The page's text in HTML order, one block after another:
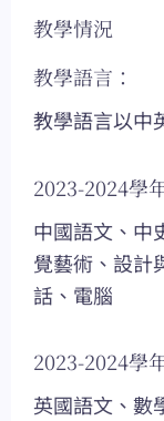
教學情況
教學語言：
教學語言以中
2023-2024學
中國語文、中
覺藝術、設計
話、電腦
2023-2024學
英國語文、數